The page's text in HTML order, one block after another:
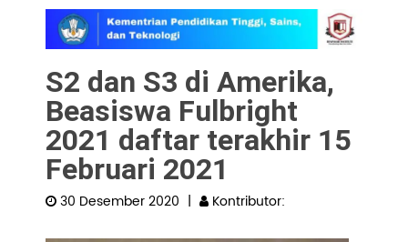
S2 dan S3 di Amerika,
Beasiswa Fulbright
2021 daftar terakhir 15
Februari 2021
30 Desember 2020 | Kontributor: